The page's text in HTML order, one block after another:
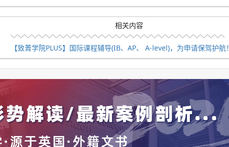
相关内容
【致菁学院PLUS】国际课程辅导(IB、AP、 A-level)，为申请保驾护航！